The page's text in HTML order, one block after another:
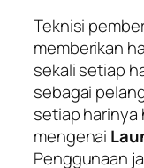
Teknisi
memberikan
sekali setiap
sebagai
setiap harinya
mengenai
Penggunaan